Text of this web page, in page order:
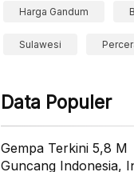
Harga Gandum
Sulawesi
Data Populer
Gempa Terkini 5,8 M
Guncang Indonesia,